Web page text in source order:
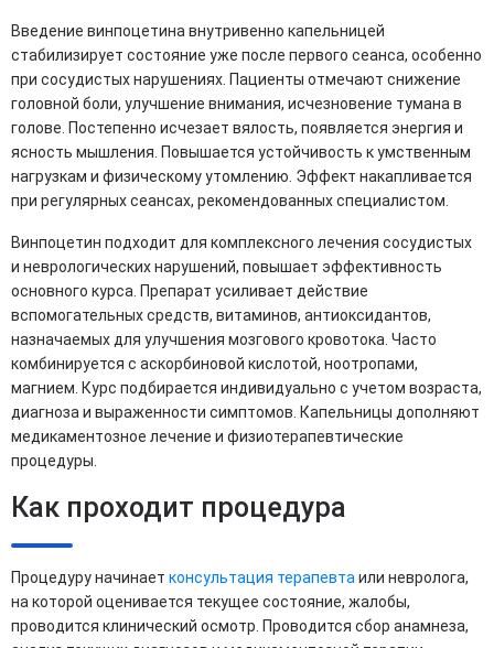
Введение винпоцетина внутривенно капельницей
стабилизирует состояние уже после первого сеанса, особенно
при сосудистых нарушениях. Пациенты отмечают снижение
головной боли, улучшение внимания, исчезновение тумана в
голове. Постепенно исчезает вялость, появляется энергия и
ясность мышления. Повышается устойчивость к умственным
нагрузкам и физическому утомлению. Эффект накапливается
при регулярных сеансах, рекомендованных специалистом.
Винпоцетин подходит для комплексного лечения сосудистых
и неврологических нарушений, повышает эффективность
основного курса. Препарат усиливает действие
вспомогательных средств, витаминов, антиоксидантов,
назначаемых для улучшения мозгового кровотока. Часто
комбинируется с аскорбиновой кислотой, ноотропами,
магнием. Курс подбирается индивидуально с учетом возраста,
диагноза и выраженности симптомов. Капельницы дополняют
медикаментозное лечение и физиотерапевтические
процедуры.
Как проходит процедура
Процедуру начинает консультация терапевтаили невролога,
на которой оценивается текущее состояние, жалобы,
проводится клинический осмотр. Проводится сбор анамнеза,